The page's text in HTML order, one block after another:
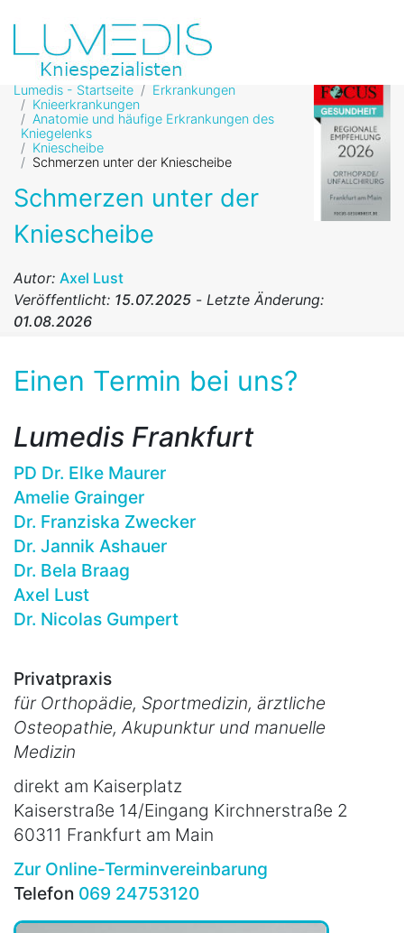
Lumedis - Startseite
Erkrankungen
Knieerkrankungen
Anatomie und häufige Erkrankungen des
Kniegelenks
Kniescheibe
Schmerzen unter der Kniescheibe
Schmerzen unter der
Kniescheibe
Autor: Axel Lust
Veröffentlicht: 15.07.2025 - Letzte Änderung:
01.08.2026
Einen Termin bei uns?
Lumedis Frankfurt
PD Dr. Elke Maurer
Amelie Grainger
Dr. Franziska Zwecker
Dr. Jannik Ashauer
Dr. Bela Braag
Axel Lust
Dr. Nicolas Gumpert
Privatpraxis
für Orthopädie, Sportmedizin, ärztliche
Osteopathie, Akupunktur und manuelle
Medizin
direkt am Kaiserplatz
Kaiserstraße 14/Eingang Kirchnerstraße 2
60311 Frankfurt am Main
Zur Online-Terminvereinbarung
Telefon 069 24753120